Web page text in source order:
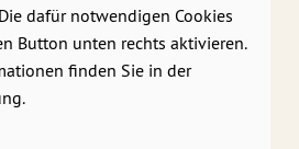
dafür notwendigen Cookies
Button unten rechts aktivieren.
finden Sie in der